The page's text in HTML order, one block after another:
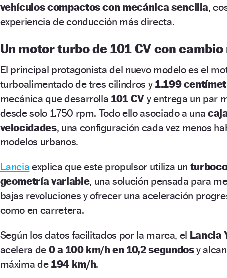
vehículos compactos con mecánica sencilla,
experiencia de conducción más directa.
Un motor turbo de 101 CV con cambio
El principal protagonista del nuevo modelo es el
turboalimentado de tres cilindros y 1.199
mecánica que desarrolla 101 CV y entrega un par
desde solo 1.750 rpm. Todo ello asociado a una
velocidades, una configuración cada vez menos
modelos urbanos.
Lancia explica que este propulsor utiliza un
geometría variable, una solución pensada para
bajas revoluciones y ofrecer una aceleración
como en carretera.
Según los datos facilitados por la marca, el Lancia
acelera de 0 a 100 km/h en 10,2 segundosy
máxima de 194 km/h.